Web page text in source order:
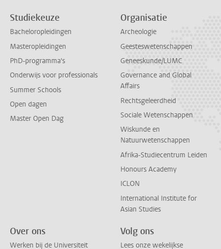
Studiekeuze
Bacheloropleidingen
Masteropleidingen
PhD-programma's
Onderwijs voor professionals
Summer Schools
Open dagen
Master Open Dag
Organisatie
Archeologie
Geesteswetenschappen
Geneeskunde/LUMC
Governance and Global
Affairs
Rechtsgeleerdheid
Sociale Wetenschappen
Wiskunde en
Natuurwetenschappen
Afrika-Studiecentrum Leiden
Honours Academy
ICLON
International Institute for
Asian Studies
Over ons
Werken bij de Universiteit
Volg ons
Lees onze wekelijkse